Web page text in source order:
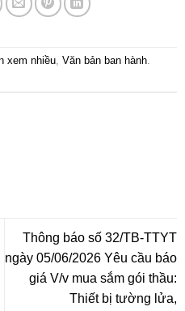
xem nhiều, Văn bản ban hành.
Thông báo số 32/TB-TTYT
ngày 05/06/2026 Yêu cầu báo
giá V/v mua sắm gói thầu:
Thiết bị tường lửa,